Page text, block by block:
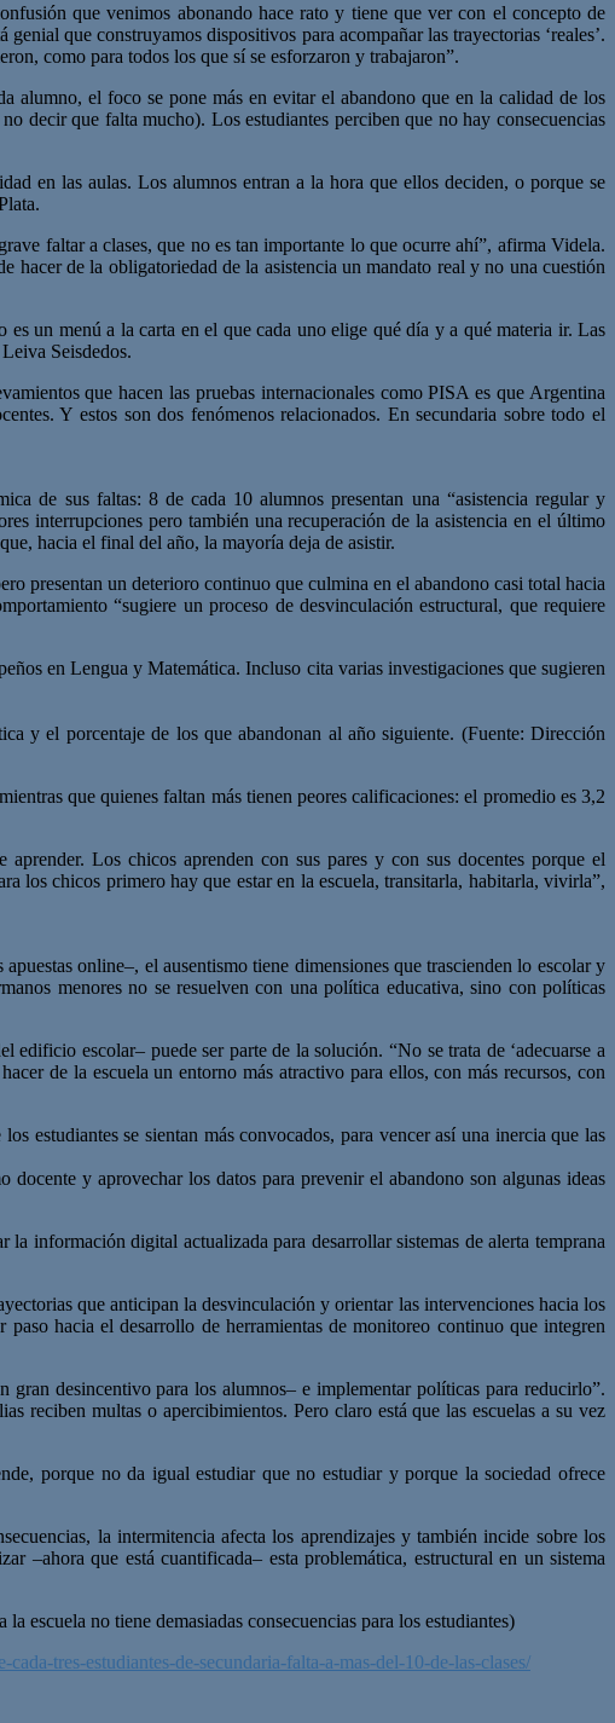
que venimos abonando hace rato y tiene que ver con el concepto de
que construyamos dispositivos para acompañar las trayectorias ‘reales’.
como para todos los que sí se esforzaron y trabajaron”.
alumno, el foco se pone más en evitar el abandono que en la calidad de los
decir que falta mucho). Los estudiantes perciben que no hay consecuencias
en las aulas. Los alumnos entran a la hora que ellos deciden, o porque se
faltar a clases, que no es tan importante lo que ocurre ahí”, afirma Videla.
hacer de la obligatoriedad de la asistencia un mandato real y no una cuestión
un menú a la carta en el que cada uno elige qué día y a qué materia ir. Las
Seisdedos.
que hacen las pruebas internacionales como PISA es que Argentina
Y estos son dos fenómenos relacionados. En secundaria sobre todo el
de sus faltas: 8 de cada 10 alumnos presentan una “asistencia regular y
interrupciones pero también una recuperación de la asistencia en el último
hacia el final del año, la mayoría deja de asistir.
presentan un deterioro continuo que culmina en el abandono casi total hacia
“sugiere un proceso de desvinculación estructural, que requiere
en Lengua y Matemática. Incluso cita varias investigaciones que sugieren
y el porcentaje de los que abandonan al año siguiente. (Fuente: Dirección
que quienes faltan más tienen peores calificaciones: el promedio es 3,2
Los chicos aprenden con sus pares y con sus docentes porque el
los chicos primero hay que estar en la escuela, transitarla, habitarla, vivirla”,
online–, el ausentismo tiene dimensiones que trascienden lo escolar y
menores no se resuelven con una política educativa, sino con políticas
escolar– puede ser parte de la solución. “No se trata de ‘adecuarse a
de la escuela un entorno más atractivo para ellos, con más recursos, con
estudiantes se sientan más convocados, para vencer así una inercia que las
y aprovechar los datos para prevenir el abandono son algunas ideas
información digital actualizada para desarrollar sistemas de alerta temprana
que anticipan la desvinculación y orientar las intervenciones hacia los
hacia el desarrollo de herramientas de monitoreo continuo que integren
desincentivo para los alumnos– e implementar políticas para reducirlo”.
reciben multas o apercibimientos. Pero claro está que las escuelas a su vez
porque no da igual estudiar que no estudiar y porque la sociedad ofrece
la intermitencia afecta los aprendizajes y también incide sobre los
–ahora que está cuantificada– esta problemática, estructural en un sistema
escuela no tiene demasiadas consecuencias para los estudiantes)
tres-estudiantes-de-secundaria-falta-a-mas-del-10-de-las-clases/